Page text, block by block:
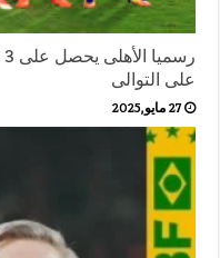
على التوالى
27 مايو,2025